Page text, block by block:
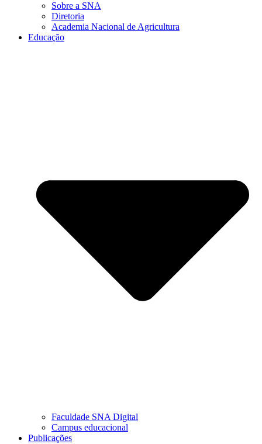
Sobre a SNA
Diretoria
Academia Nacional de Agricultura
Educação
Faculdade SNA Digital
Campus educacional
Publicações